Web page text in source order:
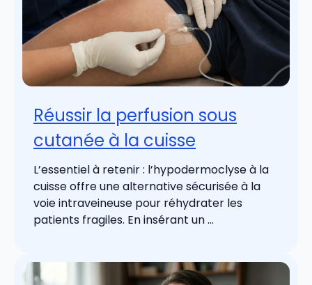
Réussir la perfusion sous
cutanée à la cuisse
L’essentiel à retenir : l’hypodermoclyse à la
cuisse offre une alternative sécurisée à la
voie intraveineuse pour réhydrater les
patients fragiles. En insérant un ...